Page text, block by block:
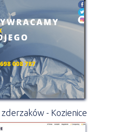
- Kozienice